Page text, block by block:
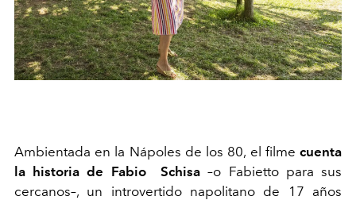
Ambientada en la Nápoles de los 80, el filme cuenta
la historia de Fabio Schisa–o Fabietto para sus
cercanos–, un introvertido napolitano de 17 años